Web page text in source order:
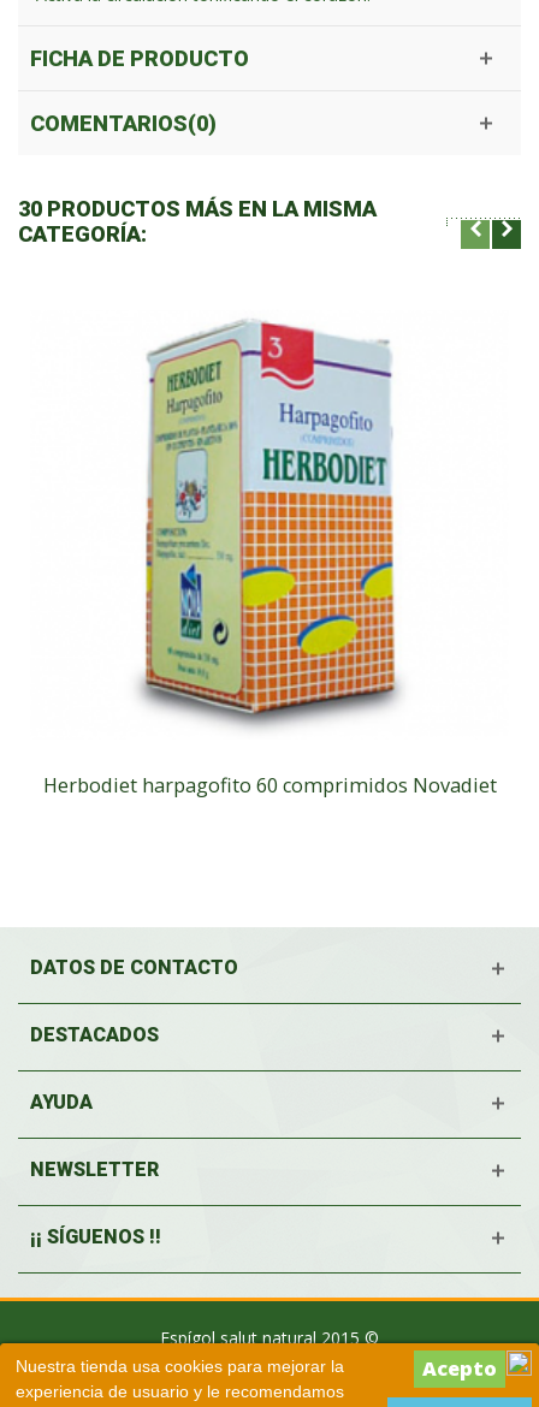
Nuestra tienda usa cookies para mejorar la
experiencia de usuario y le recomendamos
FICHA DE PRODUCTO
COMENTARIOS(0)
30 PRODUCTOS MÁS EN LA MISMA
CATEGORÍA:
Herbodiet harpagofito 60 comprimidos Novadiet
DATOS DE CONTACTO
DESTACADOS
AYUDA
NEWSLETTER
¡¡ SÍGUENOS !!
Espígol salut natural 2015 ©